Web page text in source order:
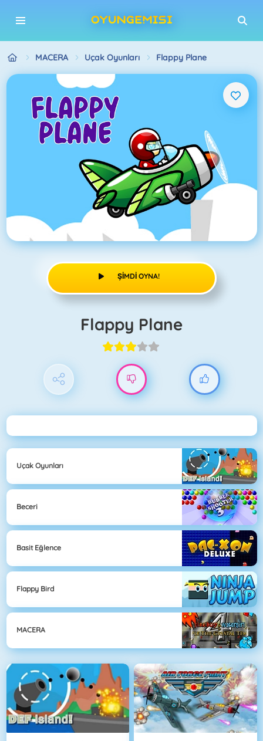
MACERA Uçak Oyunları Flappy Plane
ŞIMDI OYNA!
Flappy Plane
Uçak Oyunları
Beceri
Basit Eğlence
Flappy Bird
MACERA